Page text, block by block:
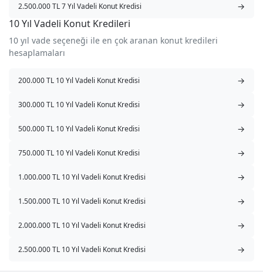
2.500.000 TL 7 Yıl Vadeli Konut Kredisi →
10 Yıl Vadeli Konut Kredileri
10 yıl vade seçeneği ile en çok aranan konut kredileri
hesaplamaları
200.000 TL 10 Yıl Vadeli Konut Kredisi →
300.000 TL 10 Yıl Vadeli Konut Kredisi →
500.000 TL 10 Yıl Vadeli Konut Kredisi →
750.000 TL 10 Yıl Vadeli Konut Kredisi →
1.000.000 TL 10 Yıl Vadeli Konut Kredisi →
1.500.000 TL 10 Yıl Vadeli Konut Kredisi →
2.000.000 TL 10 Yıl Vadeli Konut Kredisi →
2.500.000 TL 10 Yıl Vadeli Konut Kredisi →